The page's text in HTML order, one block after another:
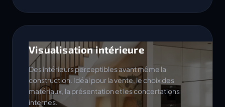
Visualisation intérieure
Des intérieurs perceptibles avant même la
construction. Idéal pour la vente, le choix des
matériaux, la présentation et les concertations
internes.